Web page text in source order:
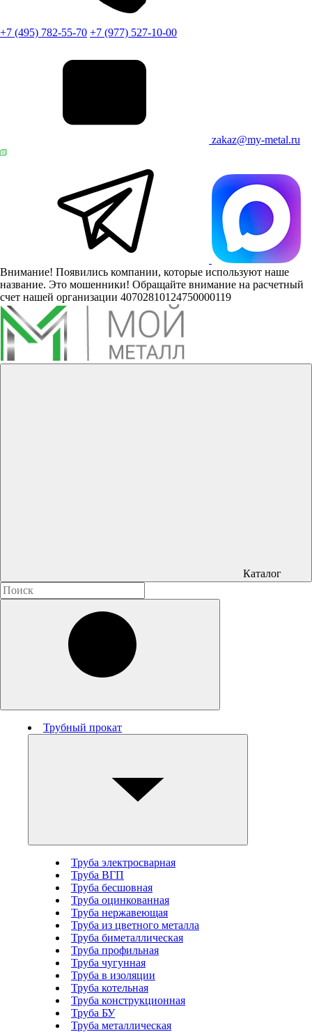
+7 (495) 782-55-70 +7 (977) 527-10-00
zakaz@my-metal.ru
Внимание! Появились компании, которые используют наше
название. Это мошенники! Обращайте внимание на расчетный
счет нашей организации 40702810124750000119
Каталог
Трубный прокат
Труба электросварная
Труба ВГП
Труба бесшовная
Труба оцинкованная
Труба нержавеющая
Труба из цветного металла
Труба биметаллическая
Труба профильная
Труба чугунная
Труба в изоляции
Труба котельная
Труба конструкционная
Труба БУ
Труба металлическая